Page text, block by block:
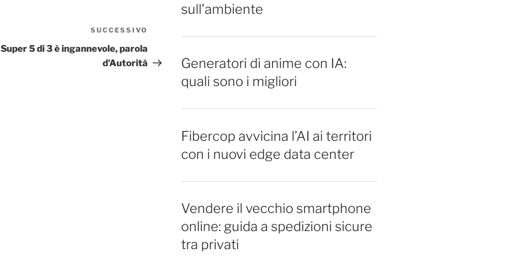
SUCCESSIVO
Super 5 di 3 è ingannevole, parola
d’Autorità
sull’ambiente
Generatori di anime con IA:
quali sono i migliori
Fibercop avvicina l’AI ai territori
con i nuovi edge data center
Vendere il vecchio smartphone
online: guida a spedizioni sicure
tra privati